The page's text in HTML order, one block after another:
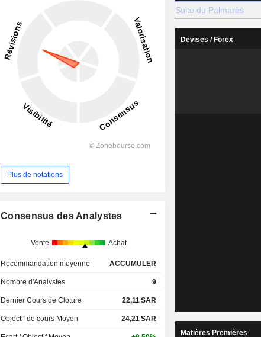
Plus de notations
Consensus des Analystes
Vente Achat
Recommandation moyenne ACCUMULER
Nombre d'Analystes 9
Dernier Cours de Cloture 22,11SAR
Objectif de cours Moyen 24,21SAR
Suite du Palmarès
Devises / Forex
Matières Premières